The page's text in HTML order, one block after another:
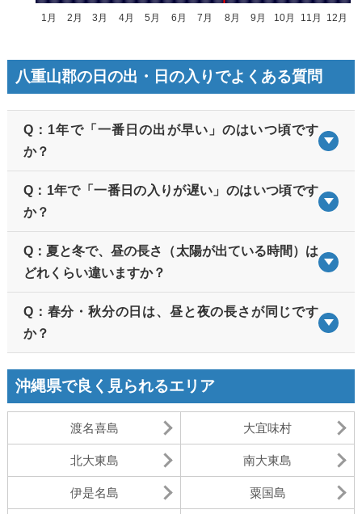
八重山郡の日の出・日の入りでよくある質問
Q：1年で「一番日の出が早い」のはいつ頃です
か？
Q：1年で「一番日の入りが遅い」のはいつ頃です
か？
Q：夏と冬で、昼の長さ（太陽が出ている時間）は
どれくらい違いますか？
Q：春分・秋分の日は、昼と夜の長さが同じです
か？
沖縄県で良く見られるエリア
渡名喜島 大宜味村
北大東島 南大東島
伊是名島 粟国島